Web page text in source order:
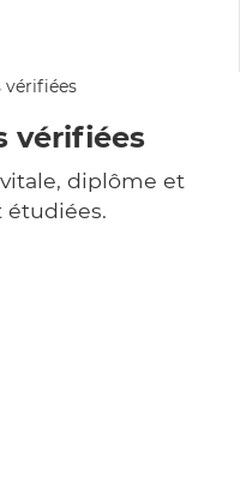
vérifiées
diplôme et
étudiées.